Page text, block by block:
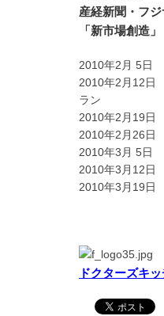
産経新聞・フ
「新市場創造
2010年2月 5日
2010年2月12
ラン
2010年2月19日
2010年2月26
2010年3月 5
2010年3月12
2010年3月19日
ドクターズキ